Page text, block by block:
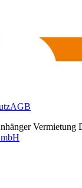
AGB
Vermietung